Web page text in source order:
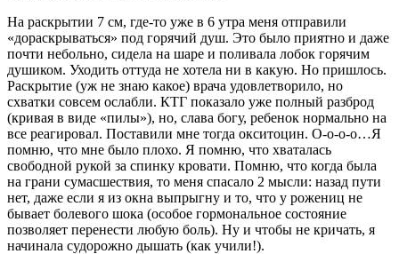
На раскрытии 7 см, где-то уже в 6 утра меня отправили
«дораскрываться» под горячий душ. Это было приятно и даже
почти небольно, сидела на шаре и поливала лобок горячим
душиком. Уходить оттуда не хотела ни в какую. Но пришлось.
Раскрытие (уж не знаю какое) врача удовлетворило, но
схватки совсем ослабли. КТГ показало уже полный разброд
(кривая в виде «пилы»), но, слава богу, ребенок нормально на
все реагировал. Поставили мне тогда окситоцин. О-о-о-о…Я
помню, что мне было плохо. Я помню, что хваталась
свободной рукой за спинку кровати. Помню, что когда была
на грани сумасшествия, то меня спасало 2 мысли: назад пути
нет, даже если я из окна выпрыгну и то, что у рожениц не
бывает болевого шока (особое гормональное состояние
позволяет перенести любую боль). Ну и чтобы не кричать, я
начинала судорожно дышать (как учили!).